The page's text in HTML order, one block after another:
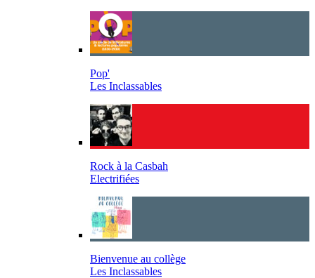
Pop'
Les Inclassables
Rock à la Casbah
Electrifiées
Bienvenue au collège
Les Inclassables